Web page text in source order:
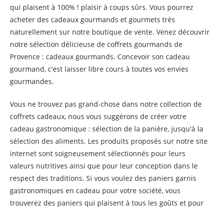
qui plaisent à 100% ! plaisir à coups sûrs. Vous pourrez
acheter des cadeaux gourmands et gourmets très
naturellement sur notre boutique de vente. Venez découvrir
notre sélection délicieuse de coffrets gourmands de
Provence : cadeaux gourmands. Concevoir son cadeau
gourmand, c'est laisser libre cours à toutes vos envies
gourmandes.
Vous ne trouvez pas grand-chose dans notre collection de
coffrets cadeaux, nous vous suggérons de créer votre
cadeau gastronomique : sélection de la panière, jusqu'à la
sélection des aliments. Les produits proposés sur notre site
internet sont soigneusement sélectionnés pour leurs
valeurs nutritives ainsi que pour leur conception dans le
respect des traditions. Si vous voulez des paniers garnis
gastronomiques en cadeau pour votre société, vous
trouverez des paniers qui plaisent à tous les goûts et pour